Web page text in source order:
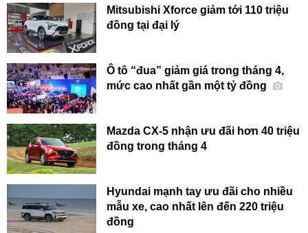
Mitsubishi Xforce giảm tới 110 triệu
đồng tại đại lý
Ô tô “đua” giảm giá trong tháng 4,
mức cao nhất gần một tỷ đồng
Mazda CX-5 nhận ưu đãi hơn 40 triệu
đồng trong tháng 4
Hyundai mạnh tay ưu đãi cho nhiều
mẫu xe, cao nhất lên đến 220 triệu
đồng